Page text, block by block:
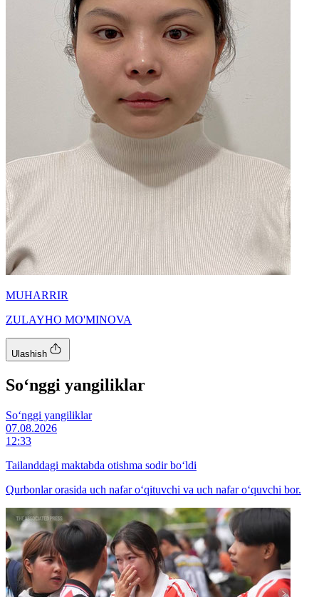
MUHARRIR
ZULAYHO MO'MINOVA
Ulashish
So‘nggi yangiliklar
So‘nggi yangiliklar
07.08.2026
12:33
Tailanddagi maktabda otishma sodir bo‘ldi
Qurbonlar orasida uch nafar o‘qituvchi va uch nafar o‘quvchi bor.